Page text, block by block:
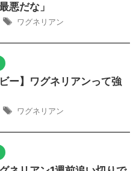
悪だな」
ワグネリアン
ビー】ワグネリアンって強
ワグネリアン